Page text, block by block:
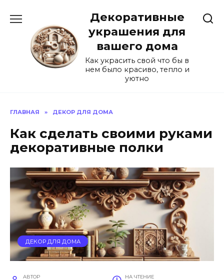
содержанию
Декоративные
украшения для
вашего дома
Как украсить свой что бы в
нем было красиво, тепло и
уютно
ГЛАВНАЯ » ДЕКОР ДЛЯ ДОМА
Как сделать своими руками
декоративные полки
ДЕКОР ДЛЯ ДОМА
АВТОР НА ЧТЕНИЕ